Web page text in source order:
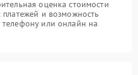
оценка стоимости
платежей и возможность
телефону или онлайн на